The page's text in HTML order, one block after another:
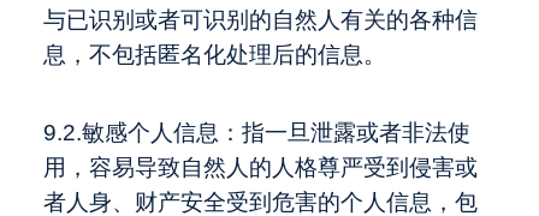
与已识别或者可识别的自然人有关的各种信
息，不包括匿名化处理后的信息。
9.2.敏感个人信息：指一旦泄露或者非法使
用，容易导致自然人的人格尊严受到侵害或
者人身、财产安全受到危害的个人信息，包